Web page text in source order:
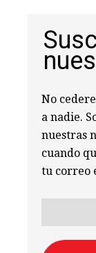
No
a nadie.
nuestras
cuando
tu correo